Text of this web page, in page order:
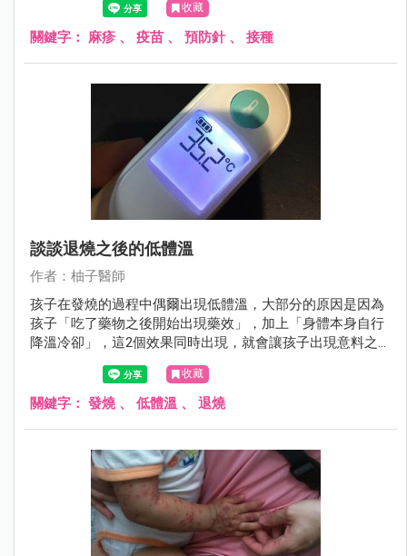
收藏
關鍵字： 麻疹 、 疫苗 、 預防針 、 接種
談談退燒之後的低體溫
作者：柚子醫師
孩子在發燒的過程中偶爾出現低體溫，大部分的原因是因為
孩子「吃了藥物之後開始出現藥效」，加上「身體本身自行
降溫冷卻」，這2個效果同時出現，就會讓孩子出現意料之
外的低體溫。
收藏
關鍵字： 發燒、 低體溫 、 退燒